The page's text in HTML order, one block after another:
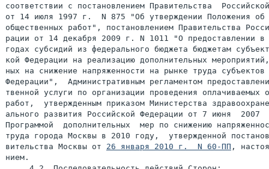
соответствии с постановлением Правительства
от 14 июля 1997 г.  N 875 "Об утверждении Положения об
общественных работ", постановлением Правительства
рации от 14 декабря 2009 г. N 1011 "О предоставлении в
годах субсидий из федерального бюджета бюджетам
кой Федерации на реализацию дополнительных
ных на снижение напряженности на рынке труда субъектов
Федерации",  Административным регламентом
твенной услуги по организации проведения оплачиваемых
работ,  утвержденным приказом Министерства
ального развития Российской Федерации от 7 июня
Программой  дополнительных  мер по снижению
труда города Москвы в 2010 году,  утвержденной
вительства Москвы от 26 января 2010 г.  N 60-ПП , настоящим Положе-
нием.
     4.2. Последовательность действий Сторон:
     4.2.1. Работодатели,  в организациях  которых  предполагается
увольнение работников:
     4.2.1.1. Вводят,  в целях сохранения рабочих мест,  режим не-
полного рабочего дня (смены) и (или) неполной рабочей недели, вре-
менной приостановки работ,  предоставления отпусков без сохранения
заработной платы.
     4.2.1.2. Проводят мероприятия по высвобождению  работников  в
соответствии  с  требованиями  трудового  законодательства (ст.74,
128, 157, 372 Трудового кодекса Российской Федерации).
     4.2.1.3. Своевременно  представляют  в  Центр сведения (копия
или выписка из приказа) об установлении на предприятии  (организа-
ции) режима неполного рабочего времени, временной приостановки ра-
бот,  предоставлении отпусков без сохранения заработной платы, ме-
роприятиях по высвобождению работников.
     4.2.2. Работодатели,  в организациях которых организовываются
общественные работы:
     4.2.2.1. Определяют совместно с Центром возможность организа-
ции общественных работ.
     4.2.2.2. Создают (выделяют) рабочие места для организации об-
щественных работ.
     Критериями отбора организаций,  участвующих в реализации  ме-
роприятий по организации общественных работ являются:
     наличие заявки на участие в Программе;
     отсутствие решения  суда  о  введении внешнего управления,  о
признании банкротом и открытии конкурсного  производства;
     отсутствие картотеки неоплаченных расчетных документов.
     4.2.2.3. Представляют в Центр  сведения  (копии  приказов)  о
создании (выделении) рабочих мест для организации общественных ра-
бот.
     4.2.2.4. Представляют в Центр сведения о потребности в работ-
никах,  наличии свободных рабочих мест (вакантных  должностей)  по
форме,  утвержденной приказом Министерства здравоохранения и соци-
ального развития Российской Федерации от 3 июля 2006 г. N 513 " Об
утверждении  Административного  регламента  Федеральной  службы по
труду и занятости по предоставлению государственной услуги содейс-
твия гражданам в поиске подходящей работы,  а работодателям в под-
боре необходимых работников".
     4.2.2.5. Заключают  с  Центром договоры о совместной деятель-
ности по организации общественных работ.
     4.2.2.6. Представляют в Центр списки работников,  участвующих
в общественных работах,  в отношении которых приняты вышеназванные
решения (установление на предприятии (организации) режима неполно-
го рабочего времени,  временной приостановки работ, предоставления
отпусков  без сохранения заработной платы,  проведение мероприятий
по высвобождению работников).
     4.2.2.7. Заключают  с  работником срочный трудовой договор на
условиях совместительства на период его участия в общественных ра-
ботах и представляют его копию в Центр.
     4.2.2.8. Информируют Центр о возможных изменениях  объемов  и
видов  работ  для  внесения  соответствующих корректив по срокам и
составу участников общественных работ.
     4.2.2.9. Ежемесячно  начисляют  заработную плату работникам в
период участия в общественных работах и представляют в  Центр  от-
четные  документы  для  частичного возмещения затрат на заработную
плату участникам общественных работ с учетом страховых  взносов  в
государственные внебюджетные фонды.
     4.2.2.10. Ежемесячно производят выплату работникам заработной
платы  за  период  общественных работ и представляют в Центр копии
ведомостей на выплату работникам заработной платы.
     4.2.2.11. По  окончании  общественных  работ  представляют  в
Центр акт о выполнении договорных обязательств.
     4.2.3. Центры:
     4.2.3.1. информируют работодателей и работников о возможности
организации и участия в общественных работах.
     4.2.3.2. заключают с работодателями договоры о совместной де-
ятельности по организации